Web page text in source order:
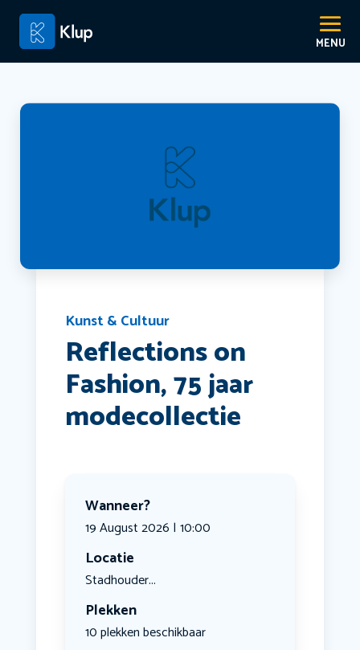
Kunst & Cultuur
Reflections on
Fashion, 75 jaar
modecollectie
Wanneer?
19 August 2026 | 10:00
Locatie
Stadhouder...
Plekken
10 plekken beschikbaar